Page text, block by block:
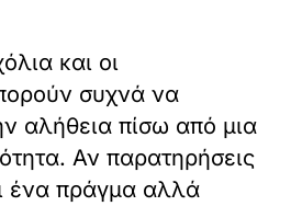
και οι
συχνά να
αλήθεια πίσω από μια
Αν παρατηρήσεις
ένα πράγμα αλλά